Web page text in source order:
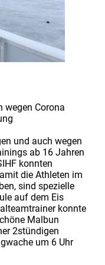
wegen Corona
und auch wegen
ab 16 Jahren
konnten
die Athleten im
sind spezielle
auf dem Eis
konnte
Malbun
2stündigen
um 6 Uhr